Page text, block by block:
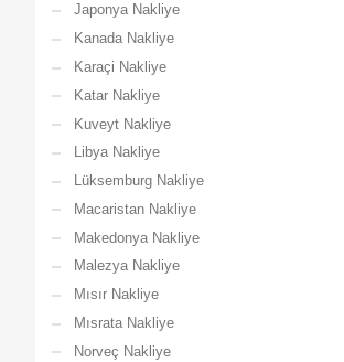
Japonya Nakliye
Kanada Nakliye
Karaçi Nakliye
Katar Nakliye
Kuveyt Nakliye
Libya Nakliye
Lüksemburg Nakliye
Macaristan Nakliye
Makedonya Nakliye
Malezya Nakliye
Mısır Nakliye
Mısrata Nakliye
Norveç Nakliye